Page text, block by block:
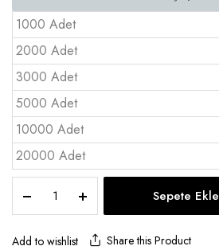
1000 Adet
2000 Adet
3000 Adet
5000 Adet
10000 Adet
20000 Adet
Pet
Bardak
Sepete Ekle
Add to wishlist Share this Product